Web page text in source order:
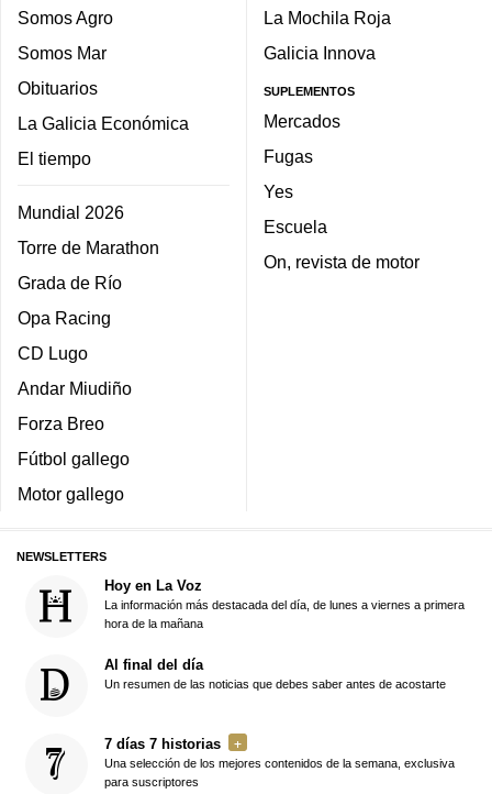
Somos Agro
Somos Mar
Obituarios
La Galicia Económica
El tiempo
Mundial 2026
Torre de Marathon
Grada de Río
Opa Racing
CD Lugo
Andar Miudiño
Forza Breo
Fútbol gallego
Motor gallego
La Mochila Roja
Galicia Innova
SUPLEMENTOS
Mercados
Fugas
Yes
Escuela
On, revista de motor
NEWSLETTERS
Hoy en La Voz
La información más destacada del día, de lunes a viernes a primera
hora de la mañana
Al final del día
Un resumen de las noticias que debes saber antes de acostarte
7 días 7 historias
Una selección de los mejores contenidos de la semana, exclusiva
para suscriptores